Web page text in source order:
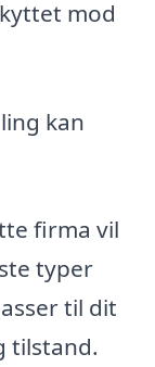
mod
kan
firma vil
typer
til dit
tilstand.